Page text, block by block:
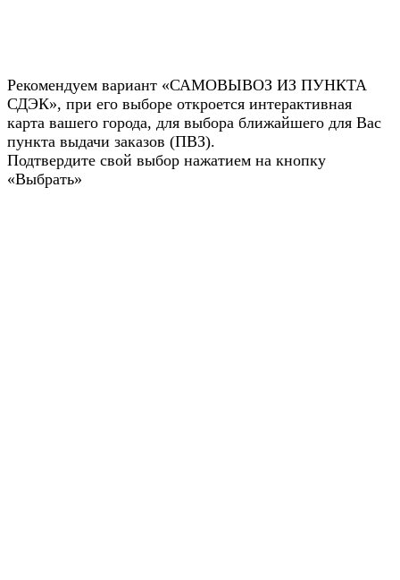
Рекомендуем вариант «САМОВЫВОЗ ИЗ ПУНКТА
СДЭК», при его выборе откроется интерактивная
карта вашего города, для выбора ближайшего для Вас
пункта выдачи заказов (ПВЗ).
Подтвердите свой выбор нажатием на кнопку
«Выбрать»